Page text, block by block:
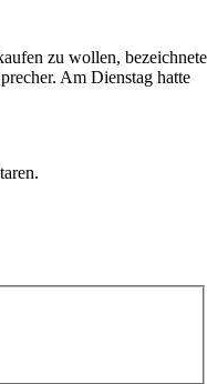
zu wollen, bezeichnete
Am Dienstag hatte